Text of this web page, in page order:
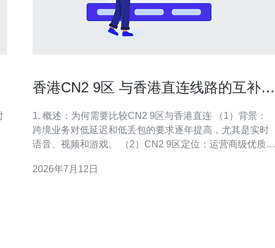
香港CN2 9区 与香港直连线路的互补性
1. 概述：为何需要比较CN2 9区与香港直连 （1）背景：
跨境业务对低延迟和低丢包的要求逐年提高，尤其是实时
语音、视频和游戏。 （2）CN2 9区定位：运营商级优质骨
低抖动的国际回程。 （3）香港直连定位：通过香港本地
2026年7月12日